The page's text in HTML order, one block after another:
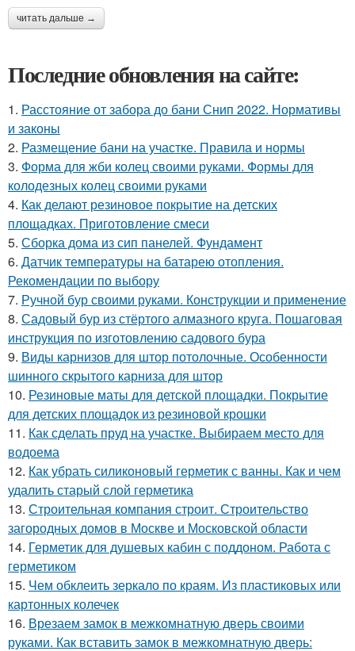
читать дальше →
Последние обновления на сайте:
1. Расстояние от забора до бани Снип 2022. Нормативы
и законы
2. Размещение бани на участке. Правила и нормы
3. Форма для жби колец своими руками. Формы для
колодезных колец своими руками
4. Как делают резиновое покрытие на детских
площадках. Приготовление смеси
5. Сборка дома из сип панелей. Фундамент
6. Датчик температуры на батарею отопления.
Рекомендации по выбору
7. Ручной бур своими руками. Конструкции и применение
8. Садовый бур из стёртого алмазного круга. Пошаговая
инструкция по изготовлению садового бура
9. Виды карнизов для штор потолочные. Особенности
шинного скрытого карниза для штор
10. Резиновые маты для детской площадки. Покрытие
для детских площадок из резиновой крошки
11. Как сделать пруд на участке. Выбираем место для
водоема
12. Как убрать силиконовый герметик с ванны. Как и чем
удалить старый слой герметика
13. Строительная компания строит. Строительство
загородных домов в Москве и Московской области
14. Герметик для душевых кабин с поддоном. Работа с
герметиком
15. Чем обклеить зеркало по краям. Из пластиковых или
картонных колечек
16. Врезаем замок в межкомнатную дверь своими
руками. Как вставить замок в межкомнатную дверь: